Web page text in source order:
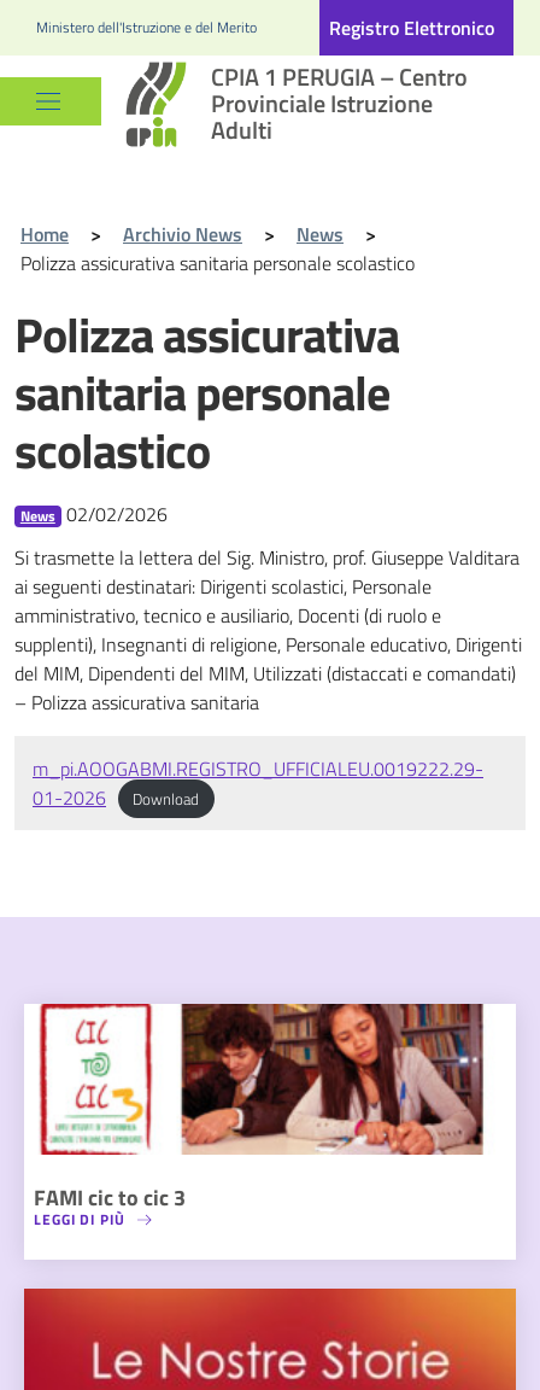
Ministero dell'Istruzione e del Merito Registro Elettronico
CPIA 1 PERUGIA – Centro
Provinciale Istruzione
Adulti
Home > Archivio News > News
>
Polizza assicurativa sanitaria personale scolastico
Polizza assicurativa
sanitaria personale
scolastico
News 02/02/2026
Si trasmette la lettera del Sig. Ministro, prof. Giuseppe Valditara
ai seguenti destinatari: Dirigenti scolastici, Personale
amministrativo, tecnico e ausiliario, Docenti (di ruolo e
supplenti), Insegnanti di religione, Personale educativo, Dirigenti
del MIM, Dipendenti del MIM, Utilizzati (distaccati e comandati)
– Polizza assicurativa sanitaria
m_pi.AOOGABMI.REGISTRO_UFFICIALEU.0019222.29-
01-2026
Download
FAMI cic to cic 3
LEGGI DI PIÙ